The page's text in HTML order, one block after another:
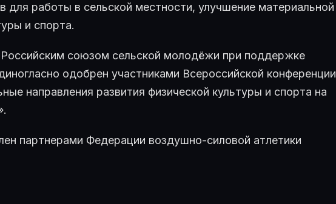
для работы в сельской местности, улучшение материальной
и спорта.
союзом сельской молодёжи при поддержке
одобрен участниками Всероссийской конференции
направления развития физической культуры и спорта на
партнерами Федерации воздушно-силовой атлетики